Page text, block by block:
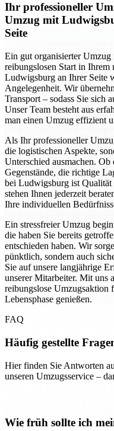
Ihr professioneller
Umzug mit
Seite
Ein gut organisierter Umzug
reibungslosen Start in Ihrem
Ludwigsburg an Ihrer Seite
Angelegenheit. Wir
Transport – sodass Sie sich
Unser Team besteht aus
man einen Umzug effizient
Als Ihr professioneller
die logistischen Aspekte,
Unterschied ausmachen.
Gegenstände, die richtige
bei Ludwigsburg ist Qualität
stehen Ihnen jederzeit
Ihre individuellen
Ein stressfreier Umzug
die haben Sie bereits
entschieden haben. Wir
pünktlich, sondern auch
Sie auf unsere langjährige
unserer Mitarbeiter. Mit uns
reibungslose Umzugsaktion
Lebensphase genießen.
FAQ
Häufig gestellte
Hier finden Sie Antworten
unseren Umzugsservice –
Wie früh sollte ich